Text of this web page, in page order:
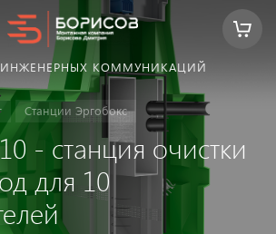
КОММУНИКАЦИЙ
Станции Эргобокс
- станция очистки
для 10